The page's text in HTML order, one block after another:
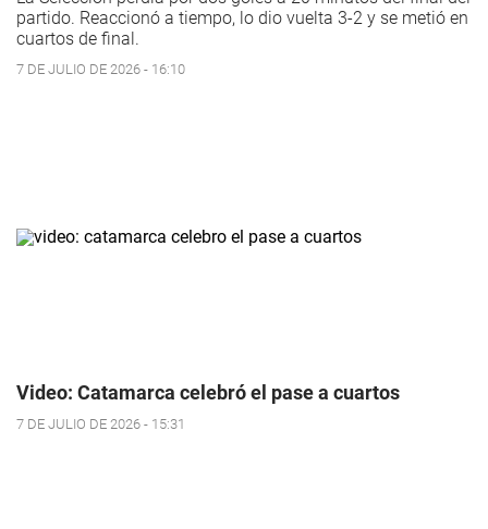
partido. Reaccionó a tiempo, lo dio vuelta 3-2 y se metió en
cuartos de final.
7 DE JULIO DE 2026 - 16:10
Video: Catamarca celebró el pase a cuartos
7 DE JULIO DE 2026 - 15:31